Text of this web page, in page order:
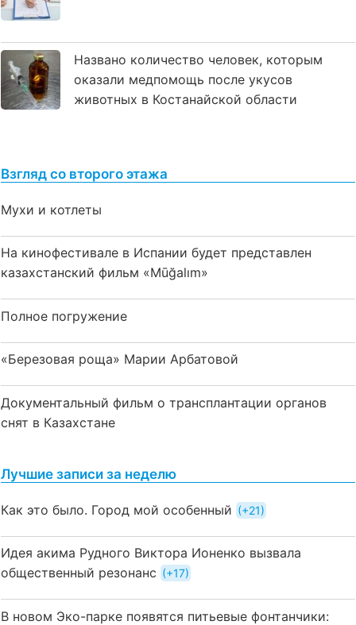
Названо количество человек, которым
оказали медпомощь после укусов
животных в Костанайской области
Взгляд со второго этажа
Мухи и котлеты
На кинофестивале в Испании будет представлен
казахстанский фильм «Mūğalım»
Полное погружение
«Березовая роща» Марии Арбатовой
Документальный фильм о трансплантации органов
снят в Казахстане
Лучшие записи за неделю
Как это было. Город мой особенный +21
Идея акима Рудного Виктора Ионенко вызвала
общественный резонанс
+17
В новом Эко-парке появятся питьевые фонтанчики: